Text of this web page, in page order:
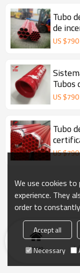
Tubo
de
US $790
Tubos
US $790
Tubo
US $790
Inicio
We use cookies
experience. They
order to
Accept all
Necessary